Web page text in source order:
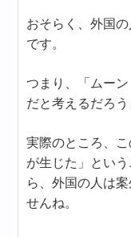
おそらく、外国
です。
つまり、「ムー
だと考えるだろう
実際のところ、
が生じた」とい
ら、外国の人は
せんね。